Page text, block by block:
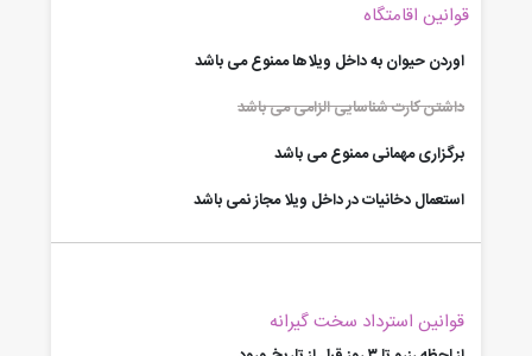
قوانین اقامتگاه
اوردن حیوان به داخل ویلاها ممنوع می باشد
داشتن کارت شناسایی الزامی می باشد
برگزاری مهمانی ممنوع می باشد
استعمال دخانیات در داخل ویلا مجاز نمی باشد
قوانین استرداد سخت گیرانه